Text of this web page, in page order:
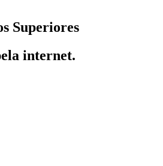
Superiores
internet.